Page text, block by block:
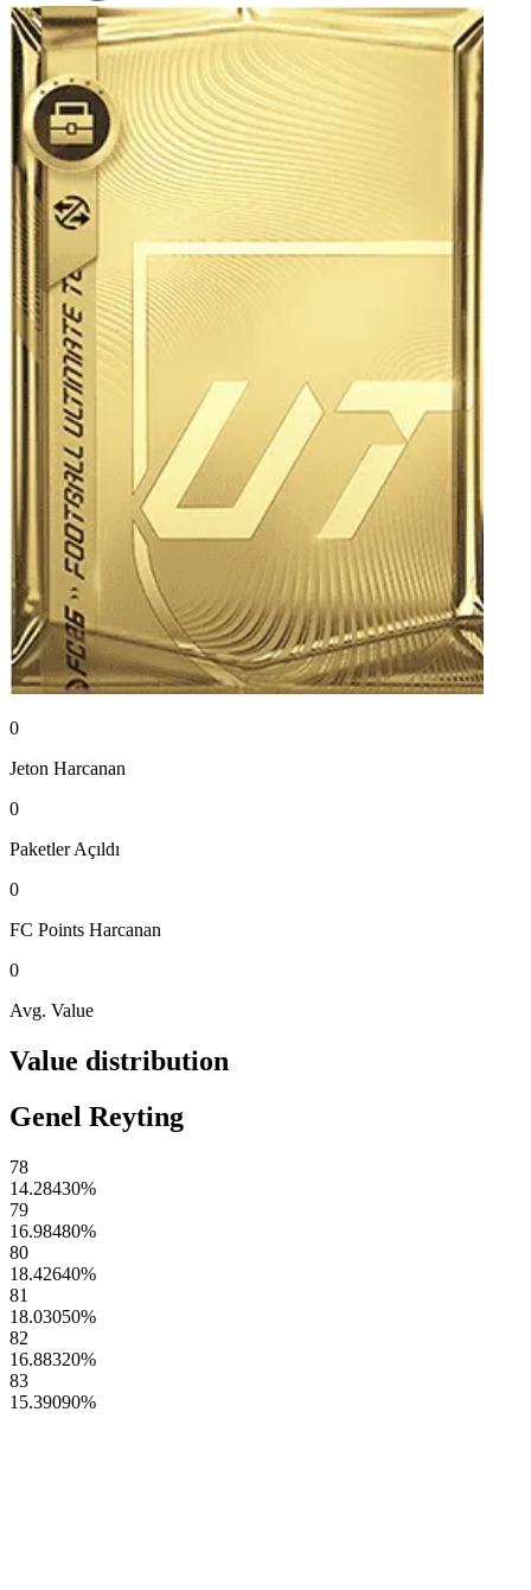
0
Jeton Harcanan
0
Paketler Açıldı
0
FC Points Harcanan
0
Avg. Value
Value distribution
Genel Reyting
78
14.28430%
79
16.98480%
80
18.42640%
81
18.03050%
82
16.88320%
83
15.39090%